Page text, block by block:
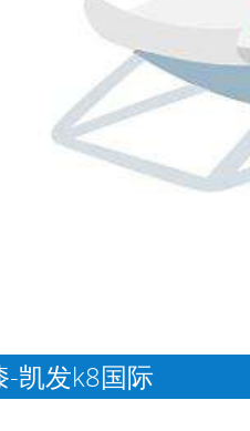
-凯发k8国际